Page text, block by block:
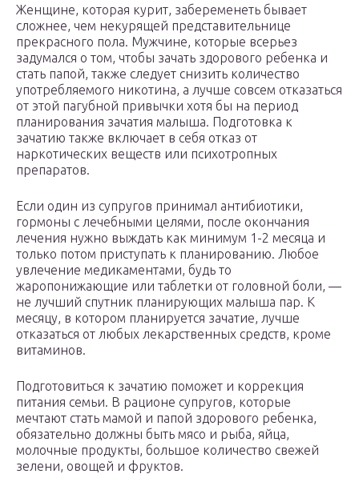
Женщине, которая курит, забеременеть бывает
сложнее, чем некурящей представительнице
прекрасного пола. Мужчине, которые всерьез
задумался о том, чтобы зачать здорового ребенка и
стать папой, также следует снизить количество
употребляемого никотина, а лучше совсем отказаться
от этой пагубной привычки хотя бы на период
планирования зачатия малыша. Подготовка к
зачатию также включает в себя отказ от
наркотических веществ или психотропных
препаратов.
Если один из супругов принимал антибиотики,
гормоны с лечебными целями, после окончания
лечения нужно выждать как минимум 1-2 месяца и
только потом приступать к планированию. Любое
увлечение медикаментами, будь то
жаропонижающие или таблетки от головной боли, —
не лучший спутник планирующих малыша пар. К
месяцу, в котором планируется зачатие, лучше
отказаться от любых лекарственных средств, кроме
витаминов.
Подготовиться к зачатию поможет и коррекция
питания семьи. В рационе супругов, которые
мечтают стать мамой и папой здорового ребенка,
обязательно должны быть мясо и рыба, яйца,
молочные продукты, большое количество свежей
зелени, овощей и фруктов.